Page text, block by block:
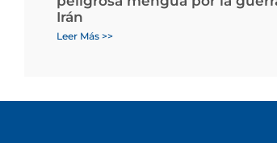
Irán
Leer Más >>